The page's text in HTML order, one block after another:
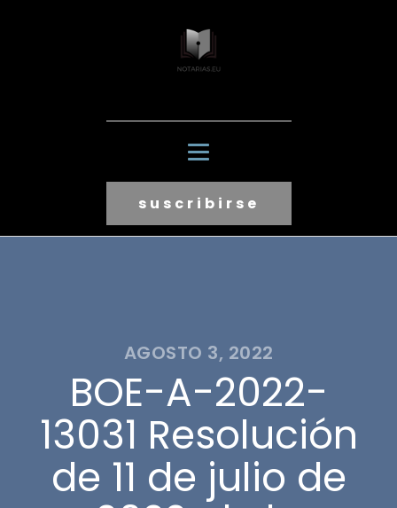
suscribirse
AGOSTO 3, 2022
BOE-A-2022-
13031 Resolución
de 11 de julio de